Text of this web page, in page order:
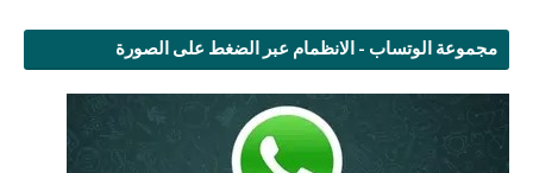
مجموعة الوتساب - الانظمام عبر الضغط على الصورة